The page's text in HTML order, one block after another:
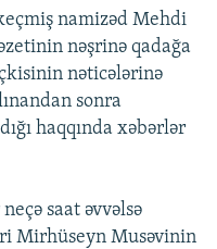
namizəd Mehdi
nəşrinə qadağa
nəticələrinə
sonra
haqqında xəbərlər
saat əvvəlsə
Mirhüseyn Musəvinin